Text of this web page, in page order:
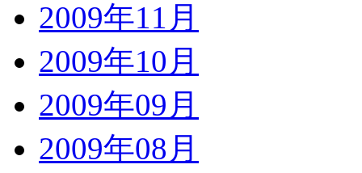
2009年11月
2009年10月
2009年09月
2009年08月